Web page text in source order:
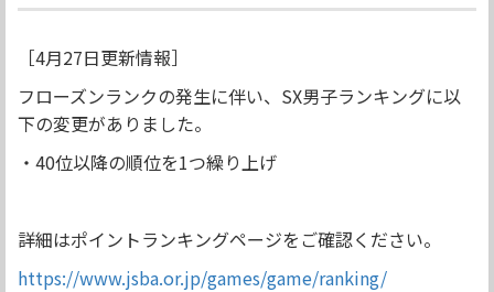
［4月27日更新情報］
フローズンランクの発生に伴い、SX男子ランキングに以
下の変更がありました。
・40位以降の順位を1つ繰り上げ
詳細はポイントランキングページをご確認ください。
https://www.jsba.or.jp/games/game/ranking/